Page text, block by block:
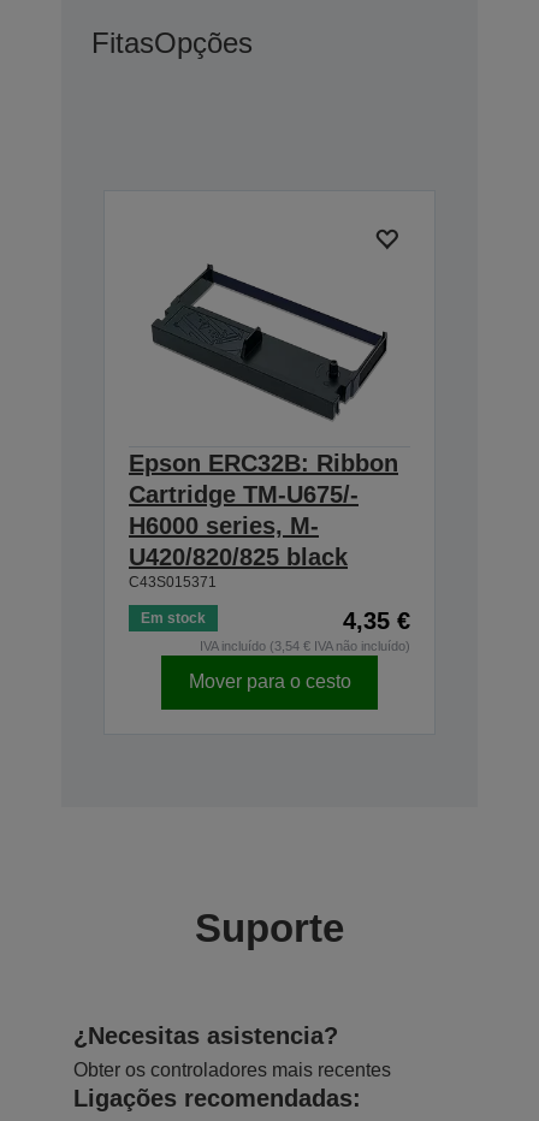
FitasOpções
Epson ERC32B: Ribbon
Cartridge TM-U675/-
H6000 series, M-
U420/820/825 black
C43S015371
Em stock 4,35 €
IVA incluído (3,54 € IVA não incluído)
Mover para o cesto
Suporte
¿Necesitas asistencia?
Obter os controladores mais recentes
Ligações recomendadas: